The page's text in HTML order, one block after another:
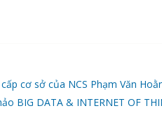
cơ sở của NCS Phạm Văn
BIG DATA & INTERNET OF